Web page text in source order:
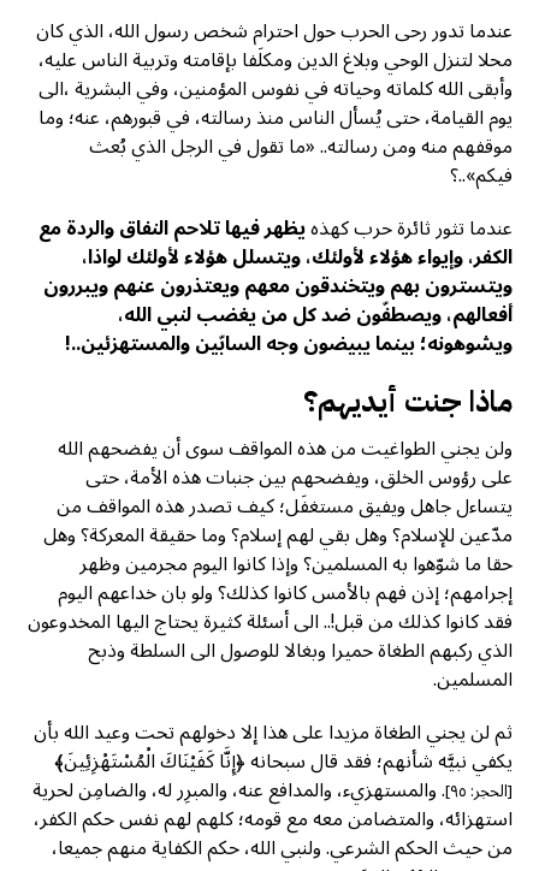
عندما تدور رحى الحرب حول احترام شخص رسول الله، الذي كان
محلا لتنزل الوحي وبلاغ الدين ومكلَفا بإقامته وتربية الناس عليه،
وأبقى الله كلماته وحياته في نفوس المؤمنين، وفي البشرية ،الى
يوم القيامة، حتى يُسأل الناس منذ رسالته، في قبورهم، عنه؛ وما
موقفهم منه ومن رسالته.. «ما تقول في الرجل الذي بُعث
فيكم»..؟
عندما تثور ثائرة حرب كهذهيظهر فيها تلاحمالنفاق والردة مع
الكفر، وإيواء هؤلاء لأولئك، ويتسلل هؤلاء لأولئك لواذا،
ويتسترون بهم ويتخندقون معهم ويعتذرون عنهم ويبررون
أفعالهم، ويصطفّون ضد كل من يغضب لنبي الله،
ويشوهونه؛ بينما يبيضون وجه السابّين والمستهزئين..!
ماذا جنت أيديهم؟
ولن يجني الطواغيت من هذه المواقف سوى أن يفضحهم الله
على رؤوس الخلق، ويفضحهم بين جنبات هذه الأمة، حتى
يتساءل جاهل ويفيق مستغفَل؛ كيف تصدر هذه المواقف من
مدّعين للإسلام؟ وهل بقي لهم إسلام؟ وما حقيقة المعركة؟ وهل
حقا ما شوّهوا به المسلمين؟ وإذا كانوا اليوم مجرمين وظهر
إجرامهم؛ إذن فهم بالأمس كانوا كذلك؟ ولو بان خداعهم اليوم
فقد كانوا كذلك من قبل!.. الى أسئلة كثيرة يحتاج اليها المخدوعون
الذي ركبهم الطغاة حميرا وبغالا للوصول الى السلطة وذبح
المسلمين.
ثم لن يجني الطغاة مزيدا على هذا إلا دخولهم تحت وعيد الله بأن
يكفي نبيَّه شأنهم؛ فقد قال سبحانه ﴿إِنَّا كَفَيْنَاكَ الْمُسْتَهْزِئِينَ﴾
[الحجر: ٩٥] . والمستهزيء، والمدافع عنه، والمبرِر له، والضامِن لحرية
استهزائه، والمتضامن معه مع قومه؛ كلهم لهم نفس حكم الكفر،
من حيث الحكم الشرعي. ولنبي الله، حكم الكفاية منهم جميعا،